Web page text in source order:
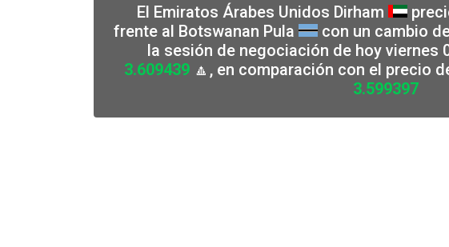
El Emiratos Árabes Unidos Dirham
frente al Botswanan Pula
con un cambio
la sesión de negociación de hoy viernes
3.609439 🔼, en comparación con el precio
3.599397